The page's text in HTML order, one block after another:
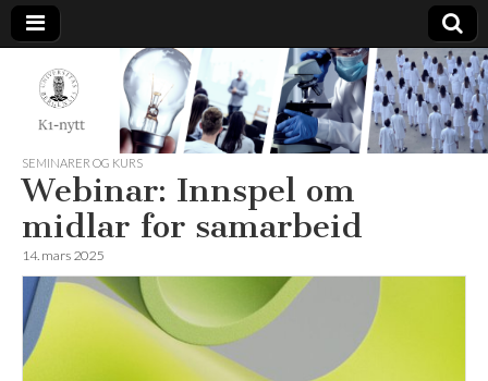
K1-
Nytt
SEMINARER OG KURS
Webinar: Innspel om
midlar for samarbeid
14. mars 2025